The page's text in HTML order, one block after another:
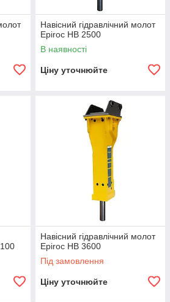
Навісний гідравлічний молот
Epiroc HB 2500
В наявності
Ціну уточнюйте
Навісний гідравлічний молот
Epiroc HB 3600
Під замовлення
Ціну уточнюйте